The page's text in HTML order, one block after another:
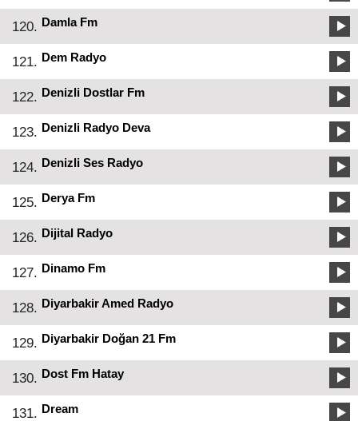
120. Damla Fm
121. Dem Radyo
122. Denizli Dostlar Fm
123. Denizli Radyo Deva
124. Denizli Ses Radyo
125. Derya Fm
126. Dijital Radyo
127. Dinamo Fm
128. Diyarbakir Amed Radyo
129. Diyarbakir Doğan 21 Fm
130. Dost Fm Hatay
131. Dream